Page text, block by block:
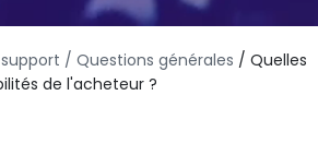
/ Questions générales / Quelles
de l'acheteur ?